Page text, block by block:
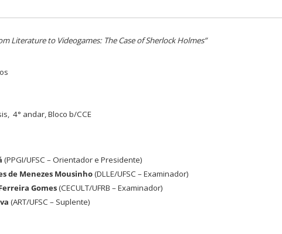
Literature to Videogames: The Case of Sherlock Holmes”
4° andar, Bloco b/CCE
(PPGI/UFSC – Orientador e Presidente)
de Menezes Mousinho(DLLE/UFSC – Examinador)
Gomes(CECULT/UFRB – Examinador)
(ART/UFSC – Suplente)